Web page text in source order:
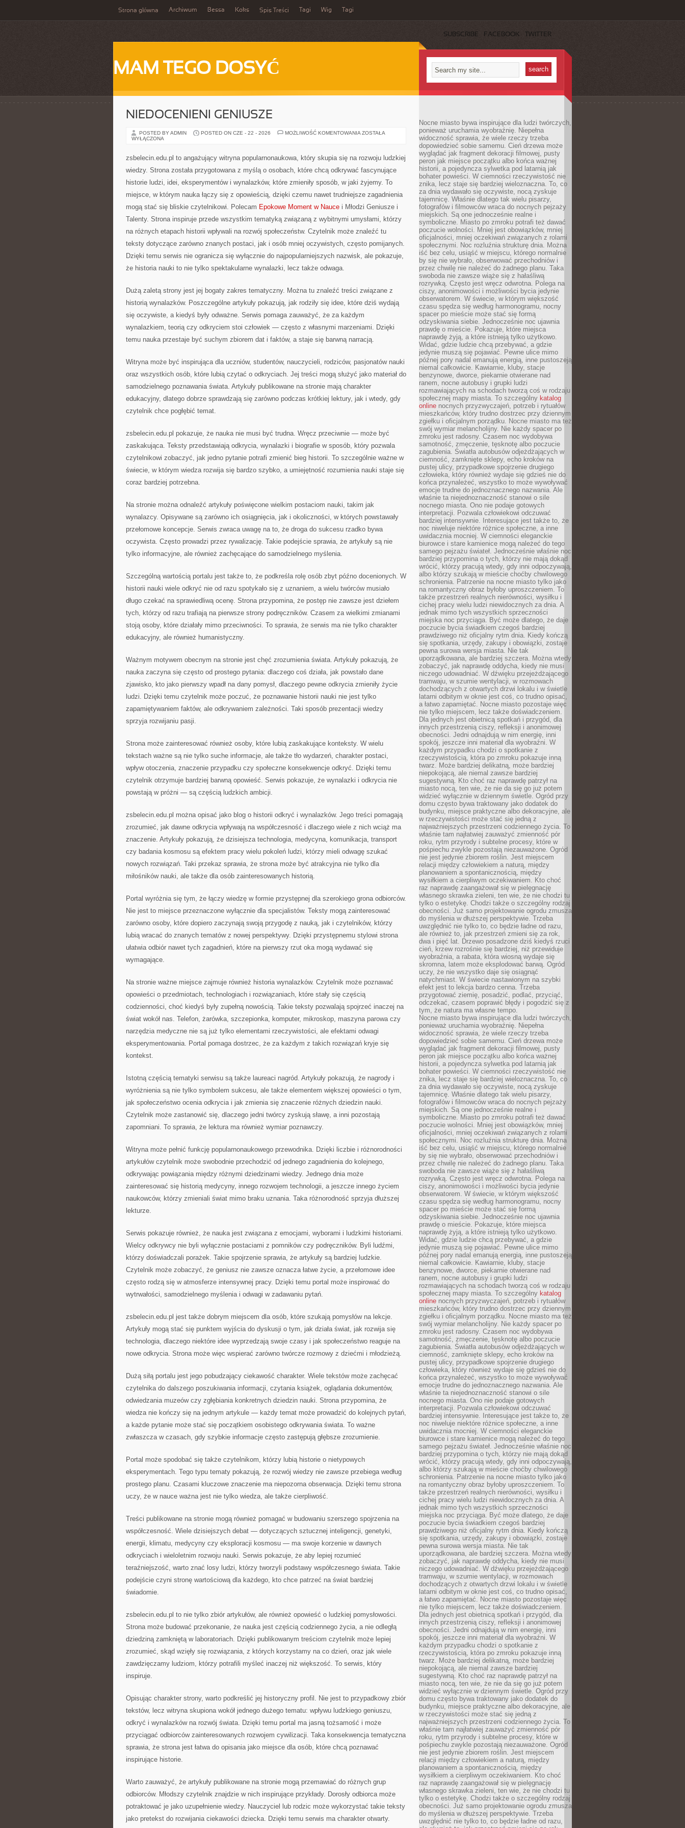
Strona główna Archiwum Bessa Koks Spis Treści Tagi Wig Tagi
SUBSCRIBE FACEBOOK TWITTER
MAM TEGO DOSYĆ
NIEDOCENIENI GENIUSZE
POSTED BY ADMIN POSTED ON CZE - 22 - 2026 MOŻLIWOŚĆ KOMENTOWANIA NIEDOCENIENI
ZOSTAŁA
WYŁĄCZONA
zsbelecin.edu.pl to angażujący witryna popularnonaukowa, który skupia się na rozwoju ludzkiej
wiedzy. Strona została przygotowana z myślą o osobach, które chcą odkrywać fascynujące
historie ludzi, idei, eksperymentów i wynalazków, które zmieniły sposób, w jaki żyjemy. To
miejsce, w którym nauka łączy się z opowieścią, dzięki czemu nawet trudniejsze zagadnienia
mogą stać się bliskie czytelnikowi. Polecam Epokowe Moment w Nauce i Młodzi Geniusze i
Talenty. Strona inspiruje przede wszystkim tematyką związaną z wybitnymi umysłami, którzy
na różnych etapach historii wpływali na rozwój społeczeństw. Czytelnik może znaleźć tu
teksty dotyczące zarówno znanych postaci, jak i osób mniej oczywistych, często pomijanych.
Dzięki temu serwis nie ogranicza się wyłącznie do najpopularniejszych nazwisk, ale pokazuje,
że historia nauki to nie tylko spektakularne wynalazki, lecz także odwaga.
Dużą zaletą strony jest jej bogaty zakres tematyczny. Można tu znaleźć treści związane z
historią wynalazków. Poszczególne artykuły pokazują, jak rodziły się idee, które dziś wydają
się oczywiste, a kiedyś były odważne. Serwis pomaga zauważyć, że za każdym
wynalazkiem, teorią czy odkryciem stoi człowiek — często z własnymi marzeniami. Dzięki
temu nauka przestaje być suchym zbiorem dat i faktów, a staje się barwną narracją.
Witryna może być inspirująca dla uczniów, studentów, nauczycieli, rodziców, pasjonatów nauki
oraz wszystkich osób, które lubią czytać o odkryciach. Jej treści mogą służyć jako materiał do
samodzielnego poznawania świata. Artykuły publikowane na stronie mają charakter
edukacyjny, dlatego dobrze sprawdzają się zarówno podczas krótkiej lektury, jak i wtedy, gdy
czytelnik chce pogłębić temat.
zsbelecin.edu.pl pokazuje, że nauka nie musi być trudna. Wręcz przeciwnie — może być
zaskakująca. Teksty przedstawiają odkrycia, wynalazki i biografie w sposób, który pozwala
czytelnikowi zobaczyć, jak jedno pytanie potrafi zmienić bieg historii. To szczególnie ważne w
świecie, w którym wiedza rozwija się bardzo szybko, a umiejętność rozumienia nauki staje się
coraz bardziej potrzebna.
Na stronie można odnaleźć artykuły poświęcone wielkim postaciom nauki, takim jak
wynalazcy. Opisywane są zarówno ich osiągnięcia, jak i okoliczności, w których powstawały
przełomowe koncepcje. Serwis zwraca uwagę na to, że droga do sukcesu rzadko bywa
oczywista. Często prowadzi przez rywalizację. Takie podejście sprawia, że artykuły są nie
tylko informacyjne, ale również zachęcające do samodzielnego myślenia.
Szczególną wartością portalu jest także to, że podkreśla rolę osób zbyt późno docenionych. W
historii nauki wiele odkryć nie od razu spotykało się z uznaniem, a wielu twórców musiało
długo czekać na sprawiedliwą ocenę. Strona przypomina, że postęp nie zawsze jest dziełem
tych, którzy od razu trafiają na pierwsze strony podręczników. Czasem za wielkimi zmianami
stoją osoby, które działały mimo przeciwności. To sprawia, że serwis ma nie tylko charakter
edukacyjny, ale również humanistyczny.
Ważnym motywem obecnym na stronie jest chęć zrozumienia świata. Artykuły pokazują, że
nauka zaczyna się często od prostego pytania: dlaczego coś działa, jak powstało dane
zjawisko, kto jako pierwszy wpadł na dany pomysł, dlaczego pewne odkrycia zmieniły życie
ludzi. Dzięki temu czytelnik może poczuć, że poznawanie historii nauki nie jest tylko
zapamiętywaniem faktów, ale odkrywaniem zależności. Taki sposób prezentacji wiedzy
sprzyja rozwijaniu pasji.
Strona może zainteresować również osoby, które lubią zaskakujące konteksty. W wielu
tekstach ważne są nie tylko suche informacje, ale także tło wydarzeń, charakter postaci,
wpływ otoczenia, znaczenie przypadku czy społeczne konsekwencje odkryć. Dzięki temu
czytelnik otrzymuje bardziej barwną opowieść. Serwis pokazuje, że wynalazki i odkrycia nie
powstają w próżni — są częścią ludzkich ambicji.
zsbelecin.edu.pl można opisać jako blog o historii odkryć i wynalazków. Jego treści pomagają
zrozumieć, jak dawne odkrycia wpływają na współczesność i dlaczego wiele z nich wciąż ma
znaczenie. Artykuły pokazują, że dzisiejsza technologia, medycyna, komunikacja, transport
czy badania kosmosu są efektem pracy wielu pokoleń ludzi, którzy mieli odwagę szukać
nowych rozwiązań. Taki przekaz sprawia, że strona może być atrakcyjna nie tylko dla
miłośników nauki, ale także dla osób zainteresowanych historią.
Portal wyróżnia się tym, że łączy wiedzę w formie przystępnej dla szerokiego grona odbiorców.
Nie jest to miejsce przeznaczone wyłącznie dla specjalistów. Teksty mogą zainteresować
zarówno osoby, które dopiero zaczynają swoją przygodę z nauką, jak i czytelników, którzy
lubią wracać do znanych tematów z nowej perspektywy. Dzięki przystępnemu stylowi strona
ułatwia odbiór nawet tych zagadnień, które na pierwszy rzut oka mogą wydawać się
wymagające.
Na stronie ważne miejsce zajmuje również historia wynalazków. Czytelnik może poznawać
opowieści o przedmiotach, technologiach i rozwiązaniach, które stały się częścią
codzienności, choć kiedyś były zupełną nowością. Takie teksty pozwalają spojrzeć inaczej na
świat wokół nas. Telefon, żarówka, szczepionka, komputer, mikroskop, maszyna parowa czy
narzędzia medyczne nie są już tylko elementami rzeczywistości, ale efektami odwagi
eksperymentowania. Portal pomaga dostrzec, że za każdym z takich rozwiązań kryje się
kontekst.
Istotną częścią tematyki serwisu są także laureaci nagród. Artykuły pokazują, że nagrody i
wyróżnienia są nie tylko symbolem sukcesu, ale także elementem większej opowieści o tym,
jak społeczeństwo ocenia odkrycia i jak zmienia się znaczenie różnych dziedzin nauki.
Czytelnik może zastanowić się, dlaczego jedni twórcy zyskują sławę, a inni pozostają
zapomniani. To sprawia, że lektura ma również wymiar poznawczy.
Witryna może pełnić funkcję popularnonaukowego przewodnika. Dzięki liczbie i różnorodności
artykułów czytelnik może swobodnie przechodzić od jednego zagadnienia do kolejnego,
odkrywając powiązania między różnymi dziedzinami wiedzy. Jednego dnia może
zainteresować się historią medycyny, innego rozwojem technologii, a jeszcze innego życiem
naukowców, którzy zmieniali świat mimo braku uznania. Taka różnorodność sprzyja dłuższej
lekturze.
Serwis pokazuje również, że nauka jest związana z emocjami, wyborami i ludzkimi historiami.
Wielcy odkrywcy nie byli wyłącznie postaciami z pomników czy podręczników. Byli ludźmi,
którzy doświadczali porażek. Takie spojrzenie sprawia, że artykuły są bardziej ludzkie.
Czytelnik może zobaczyć, że geniusz nie zawsze oznacza łatwe życie, a przełomowe idee
często rodzą się w atmosferze intensywnej pracy. Dzięki temu portal może inspirować do
wytrwałości, samodzielnego myślenia i odwagi w zadawaniu pytań.
zsbelecin.edu.pl jest także dobrym miejscem dla osób, które szukają pomysłów na lekcje.
Artykuły mogą stać się punktem wyjścia do dyskusji o tym, jak działa świat, jak rozwija się
technologia, dlaczego niektóre idee wyprzedzają swoje czasy i jak społeczeństwo reaguje na
nowe odkrycia. Strona może więc wspierać zarówno twórcze rozmowy z dziećmi i młodzieżą.
Dużą siłą portalu jest jego pobudzający ciekawość charakter. Wiele tekstów może zachęcać
czytelnika do dalszego poszukiwania informacji, czytania książek, oglądania dokumentów,
odwiedzania muzeów czy zgłębiania konkretnych dziedzin nauki. Strona przypomina, że
wiedza nie kończy się na jednym artykule — każdy temat może prowadzić do kolejnych pytań,
a każde pytanie może stać się początkiem osobistego odkrywania świata. To ważne
zwłaszcza w czasach, gdy szybkie informacje często zastępują głębsze zrozumienie.
Portal może spodobać się także czytelnikom, którzy lubią historie o nietypowych
eksperymentach. Tego typu tematy pokazują, że rozwój wiedzy nie zawsze przebiega według
prostego planu. Czasami kluczowe znaczenie ma niepozorna obserwacja. Dzięki temu strona
uczy, że w nauce ważna jest nie tylko wiedza, ale także cierpliwość.
Treści publikowane na stronie mogą również pomagać w budowaniu szerszego spojrzenia na
współczesność. Wiele dzisiejszych debat — dotyczących sztucznej inteligencji, genetyki,
energii, klimatu, medycyny czy eksploracji kosmosu — ma swoje korzenie w dawnych
odkryciach i wieloletnim rozwoju nauki. Serwis pokazuje, że aby lepiej rozumieć
teraźniejszość, warto znać losy ludzi, którzy tworzyli podstawy współczesnego świata. Takie
podejście czyni stronę wartościową dla każdego, kto chce patrzeć na świat bardziej
świadomie.
zsbelecin.edu.pl to nie tylko zbiór artykułów, ale również opowieść o ludzkiej pomysłowości.
Strona może budować przekonanie, że nauka jest częścią codziennego życia, a nie odległą
dziedziną zamkniętą w laboratoriach. Dzięki publikowanym treściom czytelnik może lepiej
zrozumieć, skąd wzięły się rozwiązania, z których korzystamy na co dzień, oraz jak wiele
zawdzięczamy ludziom, którzy potrafili myśleć inaczej niż większość. To serwis, który
inspiruje.
Opisując charakter strony, warto podkreślić jej historyczny profil. Nie jest to przypadkowy zbiór
tekstów, lecz witryna skupiona wokół jednego dużego tematu: wpływu ludzkiego geniuszu,
odkryć i wynalazków na rozwój świata. Dzięki temu portal ma jasną tożsamość i może
przyciągać odbiorców zainteresowanych rozwojem cywilizacji. Taka konsekwencja tematyczna
sprawia, że strona jest łatwa do opisania jako miejsce dla osób, które chcą poznawać
inspirujące historie.
Warto zauważyć, że artykuły publikowane na stronie mogą przemawiać do różnych grup
odbiorców. Młodszy czytelnik znajdzie w nich inspirujące przykłady. Dorosły odbiorca może
potraktować je jako uzupełnienie wiedzy. Nauczyciel lub rodzic może wykorzystać takie teksty
jako pretekst do rozwijania ciekawości dziecka. Dzięki temu serwis ma charakter otwarty.
Nocne miasto bywa inspirujące dla ludzi twórczych,
ponieważ uruchamia wyobraźnię. Niepełna
widoczność sprawia, że wiele rzeczy trzeba
dopowiedzieć sobie samemu. Cień drzewa może
wyglądać jak fragment dekoracji filmowej, pusty
peron jak miejsce początku albo końca ważnej
historii, a pojedyncza sylwetka pod latarnią jak
bohater powieści. W ciemności rzeczywistość nie
znika, lecz staje się bardziej wieloznaczna. To, co
za dnia wydawało się oczywiste, nocą zyskuje
tajemnicę. Właśnie dlatego tak wielu pisarzy,
fotografów i filmowców wraca do nocnych pejzaży
miejskich. Są one jednocześnie realne i
symboliczne. Miasto po zmroku potrafi też dawać
poczucie wolności. Mniej jest obowiązków, mniej
oficjalności, mniej oczekiwań związanych z rolami
społecznymi. Noc rozluźnia strukturę dnia. Można
iść bez celu, usiąść w miejscu, którego normalnie
by się nie wybrało, obserwować przechodniów i
przez chwilę nie należeć do żadnego planu. Taka
swoboda nie zawsze wiąże się z hałaśliwą
rozrywką. Często jest wręcz odwrotna. Polega na
ciszy, anonimowości i możliwości bycia jedynie
obserwatorem. W świecie, w którym większość
czasu spędza się według harmonogramu, nocny
spacer po mieście może stać się formą
odzyskiwania siebie. Jednocześnie noc ujawnia
prawdę o mieście. Pokazuje, które miejsca
naprawdę żyją, a które istnieją tylko użytkowo.
Widać, gdzie ludzie chcą przebywać, a gdzie
jedynie muszą się pojawiać. Pewne ulice mimo
późnej pory nadal emanują energią, inne pustoszeją
niemal całkowicie. Kawiarnie, kluby, stacje
benzynowe, dworce, piekarnie otwierane nad
ranem, nocne autobusy i grupki ludzi
rozmawiających na schodach tworzą coś w rodzaju
społecznej mapy miasta. To szczególny katalog
online nocnych przyzwyczajeń, potrzeb i rytuałów
mieszkańców, który trudno dostrzec przy dziennym
zgiełku i oficjalnym porządku. Nocne miasto ma też
swój wymiar melancholijny. Nie każdy spacer po
zmroku jest radosny. Czasem noc wydobywa
samotność, zmęczenie, tęsknotę albo poczucie
zagubienia. Światła autobusów odjeżdżających w
ciemność, zamknięte sklepy, echo kroków na
pustej ulicy, przypadkowe spojrzenie drugiego
człowieka, który również wydaje się gdzieś nie do
końca przynależeć, wszystko to może wywoływać
emocje trudne do jednoznacznego nazwania. Ale
właśnie ta niejednoznaczność stanowi o sile
nocnego miasta. Ono nie podaje gotowych
interpretacji. Pozwala człowiekowi odczuwać
bardziej intensywnie. Interesujące jest także to, że
noc niweluje niektóre różnice społeczne, a inne
uwidacznia mocniej. W ciemności eleganckie
biurowce i stare kamienice mogą należeć do tego
samego pejzażu świateł. Jednocześnie właśnie noc
bardziej przypomina o tych, którzy nie mają dokąd
wrócić, którzy pracują wtedy, gdy inni odpoczywają,
albo którzy szukają w mieście choćby chwilowego
schronienia. Patrzenie na nocne miasto tylko jako
na romantyczny obraz byłoby uproszczeniem. To
także przestrzeń realnych nierówności, wysiłku i
cichej pracy wielu ludzi niewidocznych za dnia. A
jednak mimo tych wszystkich sprzeczności
miejska noc przyciąga. Być może dlatego, że daje
poczucie bycia świadkiem czegoś bardziej
prawdziwego niż oficjalny rytm dnia. Kiedy kończą
się spotkania, urzędy, zakupy i obowiązki, zostaje
pewna surowa wersja miasta. Nie tak
uporządkowana, ale bardziej szczera. Można wtedy
zobaczyć, jak naprawdę oddycha, kiedy nie musi
niczego udowadniać. W dźwięku przejeżdżającego
tramwaju, w szumie wentylacji, w rozmowach
dochodzących z otwartych drzwi lokalu i w świetle
latarni odbitym w oknie jest coś, co trudno opisać,
a łatwo zapamiętać. Nocne miasto pozostaje więc
nie tylko miejscem, lecz także doświadczeniem.
Dla jednych jest obietnicą spotkań i przygód, dla
innych przestrzenią ciszy, refleksji i anonimowej
obecności. Jedni odnajdują w nim energię, inni
spokój, jeszcze inni materiał dla wyobraźni. W
każdym przypadku chodzi o spotkanie z
rzeczywistością, która po zmroku pokazuje inną
twarz. Może bardziej delikatną, może bardziej
niepokojącą, ale niemal zawsze bardziej
sugestywną. Kto choć raz naprawdę patrzył na
miasto nocą, ten wie, że nie da się go już potem
widzieć wyłącznie w dziennym świetle. Ogród przy
domu często bywa traktowany jako dodatek do
budynku, miejsce praktyczne albo dekoracyjne, ale
w rzeczywistości może stać się jedną z
najważniejszych przestrzeni codziennego życia. To
właśnie tam najłatwiej zauważyć zmienność pór
roku, rytm przyrody i subtelne procesy, które w
pośpiechu zwykle pozostają niezauważone. Ogród
nie jest jedynie zbiorem roślin. Jest miejscem
relacji między człowiekiem a naturą, między
planowaniem a spontanicznością, między
wysiłkiem a cierpliwym oczekiwaniem. Kto choć
raz naprawdę zaangażował się w pielęgnację
własnego skrawka zieleni, ten wie, że nie chodzi tu
tylko o estetykę. Chodzi także o szczególny rodzaj
obecności. Już samo projektowanie ogrodu zmusza
do myślenia w dłuższej perspektywie. Trzeba
uwzględnić nie tylko to, co będzie ładne od razu,
ale również to, jak przestrzeń zmieni się za rok,
dwa i pięć lat. Drzewo posadzone dziś kiedyś rzuci
cień, krzew rozrośnie się bardziej, niż przewiduje
wyobraźnia, a rabata, która wiosną wydaje się
skromna, latem może eksplodować barwą. Ogród
uczy, że nie wszystko daje się osiągnąć
natychmiast. W świecie nastawionym na szybki
efekt jest to lekcja bardzo cenna. Trzeba
przygotować ziemię, posadzić, podlać, przyciąć,
odczekać, czasem poprawić błędy i pogodzić się z
tym, że natura ma własne tempo.
Nocne miasto bywa inspirujące dla ludzi twórczych,
ponieważ uruchamia wyobraźnię. Niepełna
widoczność sprawia, że wiele rzeczy trzeba
dopowiedzieć sobie samemu. Cień drzewa może
wyglądać jak fragment dekoracji filmowej, pusty
peron jak miejsce początku albo końca ważnej
historii, a pojedyncza sylwetka pod latarnią jak
bohater powieści. W ciemności rzeczywistość nie
znika, lecz staje się bardziej wieloznaczna. To, co
za dnia wydawało się oczywiste, nocą zyskuje
tajemnicę. Właśnie dlatego tak wielu pisarzy,
fotografów i filmowców wraca do nocnych pejzaży
miejskich. Są one jednocześnie realne i
symboliczne. Miasto po zmroku potrafi też dawać
poczucie wolności. Mniej jest obowiązków, mniej
oficjalności, mniej oczekiwań związanych z rolami
społecznymi. Noc rozluźnia strukturę dnia. Można
iść bez celu, usiąść w miejscu, którego normalnie
by się nie wybrało, obserwować przechodniów i
przez chwilę nie należeć do żadnego planu. Taka
swoboda nie zawsze wiąże się z hałaśliwą
rozrywką. Często jest wręcz odwrotna. Polega na
ciszy, anonimowości i możliwości bycia jedynie
obserwatorem. W świecie, w którym większość
czasu spędza się według harmonogramu, nocny
spacer po mieście może stać się formą
odzyskiwania siebie. Jednocześnie noc ujawnia
prawdę o mieście. Pokazuje, które miejsca
naprawdę żyją, a które istnieją tylko użytkowo.
Widać, gdzie ludzie chcą przebywać, a gdzie
jedynie muszą się pojawiać. Pewne ulice mimo
późnej pory nadal emanują energią, inne pustoszeją
niemal całkowicie. Kawiarnie, kluby, stacje
benzynowe, dworce, piekarnie otwierane nad
ranem, nocne autobusy i grupki ludzi
rozmawiających na schodach tworzą coś w rodzaju
społecznej mapy miasta. To szczególny katalog
online nocnych przyzwyczajeń, potrzeb i rytuałów
mieszkańców, który trudno dostrzec przy dziennym
zgiełku i oficjalnym porządku. Nocne miasto ma też
swój wymiar melancholijny. Nie każdy spacer po
zmroku jest radosny. Czasem noc wydobywa
samotność, zmęczenie, tęsknotę albo poczucie
zagubienia. Światła autobusów odjeżdżających w
ciemność, zamknięte sklepy, echo kroków na
pustej ulicy, przypadkowe spojrzenie drugiego
człowieka, który również wydaje się gdzieś nie do
końca przynależeć, wszystko to może wywoływać
emocje trudne do jednoznacznego nazwania. Ale
właśnie ta niejednoznaczność stanowi o sile
nocnego miasta. Ono nie podaje gotowych
interpretacji. Pozwala człowiekowi odczuwać
bardziej intensywnie. Interesujące jest także to, że
noc niweluje niektóre różnice społeczne, a inne
uwidacznia mocniej. W ciemności eleganckie
biurowce i stare kamienice mogą należeć do tego
samego pejzażu świateł. Jednocześnie właśnie noc
bardziej przypomina o tych, którzy nie mają dokąd
wrócić, którzy pracują wtedy, gdy inni odpoczywają,
albo którzy szukają w mieście choćby chwilowego
schronienia. Patrzenie na nocne miasto tylko jako
na romantyczny obraz byłoby uproszczeniem. To
także przestrzeń realnych nierówności, wysiłku i
cichej pracy wielu ludzi niewidocznych za dnia. A
jednak mimo tych wszystkich sprzeczności
miejska noc przyciąga. Być może dlatego, że daje
poczucie bycia świadkiem czegoś bardziej
prawdziwego niż oficjalny rytm dnia. Kiedy kończą
się spotkania, urzędy, zakupy i obowiązki, zostaje
pewna surowa wersja miasta. Nie tak
uporządkowana, ale bardziej szczera. Można wtedy
zobaczyć, jak naprawdę oddycha, kiedy nie musi
niczego udowadniać. W dźwięku przejeżdżającego
tramwaju, w szumie wentylacji, w rozmowach
dochodzących z otwartych drzwi lokalu i w świetle
latarni odbitym w oknie jest coś, co trudno opisać,
a łatwo zapamiętać. Nocne miasto pozostaje więc
nie tylko miejscem, lecz także doświadczeniem.
Dla jednych jest obietnicą spotkań i przygód, dla
innych przestrzenią ciszy, refleksji i anonimowej
obecności. Jedni odnajdują w nim energię, inni
spokój, jeszcze inni materiał dla wyobraźni. W
każdym przypadku chodzi o spotkanie z
rzeczywistością, która po zmroku pokazuje inną
twarz. Może bardziej delikatną, może bardziej
niepokojącą, ale niemal zawsze bardziej
sugestywną. Kto choć raz naprawdę patrzył na
miasto nocą, ten wie, że nie da się go już potem
widzieć wyłącznie w dziennym świetle. Ogród przy
domu często bywa traktowany jako dodatek do
budynku, miejsce praktyczne albo dekoracyjne, ale
w rzeczywistości może stać się jedną z
najważniejszych przestrzeni codziennego życia. To
właśnie tam najłatwiej zauważyć zmienność pór
roku, rytm przyrody i subtelne procesy, które w
pośpiechu zwykle pozostają niezauważone. Ogród
nie jest jedynie zbiorem roślin. Jest miejscem
relacji między człowiekiem a naturą, między
planowaniem a spontanicznością, między
wysiłkiem a cierpliwym oczekiwaniem. Kto choć
raz naprawdę zaangażował się w pielęgnację
własnego skrawka zieleni, ten wie, że nie chodzi tu
tylko o estetykę. Chodzi także o szczególny rodzaj
obecności. Już samo projektowanie ogrodu zmusza
do myślenia w dłuższej perspektywie. Trzeba
uwzględnić nie tylko to, co będzie ładne od razu,